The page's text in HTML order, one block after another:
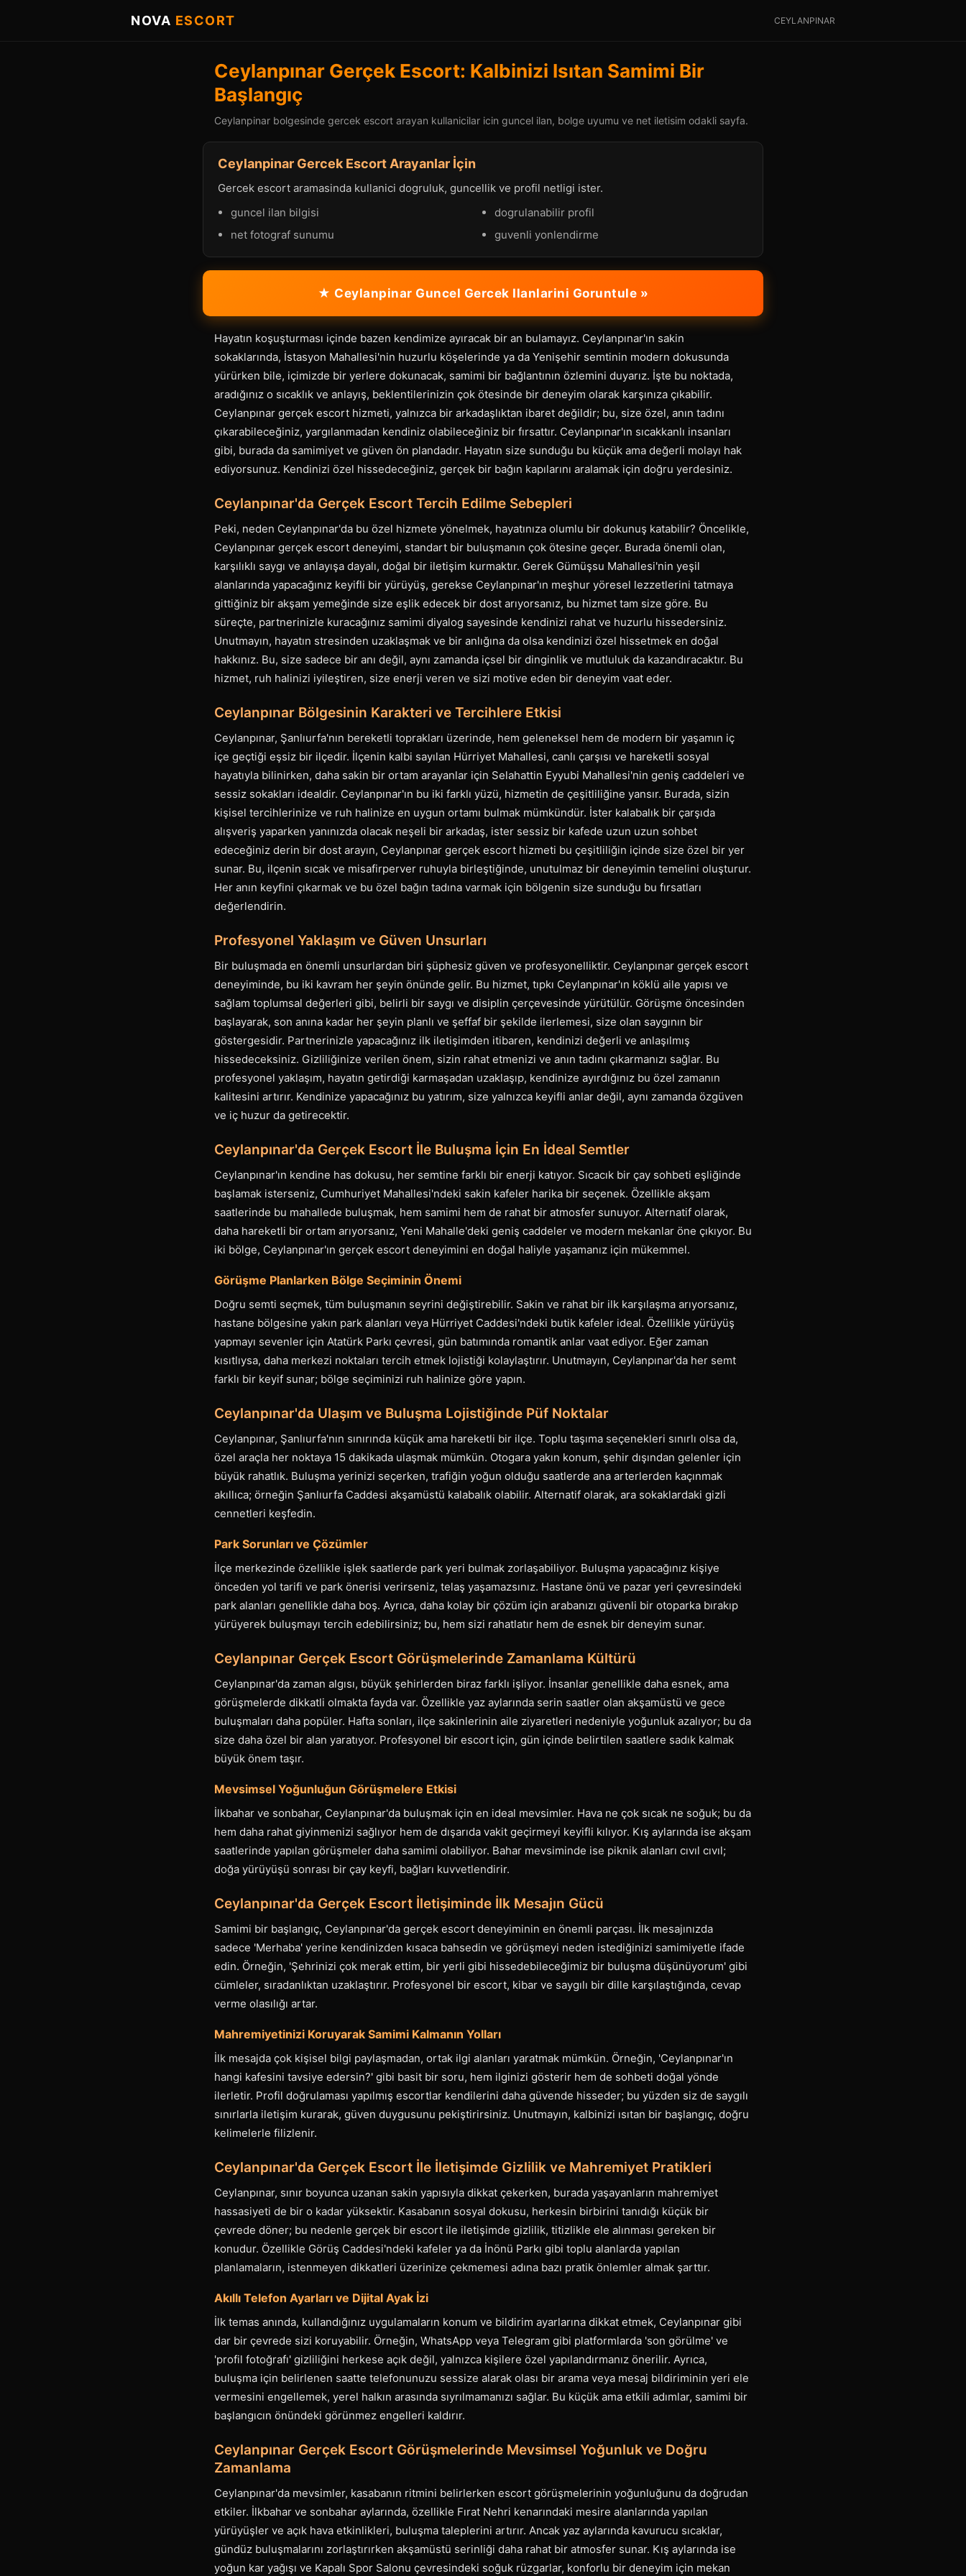
NOVA ESCORT CEYLANPINAR
Ceylanpınar Gerçek Escort: Kalbinizi Isıtan Samimi Bir
Başlangıç
Ceylanpinar bolgesinde gercek escort arayan kullanicilar icin guncel ilan, bolge uyumu ve net iletisim odakli sayfa.
Ceylanpinar Gercek Escort Arayanlar İçin
Gercek escort aramasinda kullanici dogruluk, guncellik ve profil netligi ister.
guncel ilan bilgisi
dogrulanabilir profil
net fotograf sunumu
guvenli yonlendirme
★ Ceylanpinar Guncel Gercek Ilanlarini Goruntule »
Hayatın koşuşturması içinde bazen kendimize ayıracak bir an bulamayız. Ceylanpınar'ın sakin
sokaklarında, İstasyon Mahallesi'nin huzurlu köşelerinde ya da Yenişehir semtinin modern dokusunda
yürürken bile, içimizde bir yerlere dokunacak, samimi bir bağlantının özlemini duyarız. İşte bu noktada,
aradığınız o sıcaklık ve anlayış, beklentilerinizin çok ötesinde bir deneyim olarak karşınıza çıkabilir.
Ceylanpınar gerçek escort hizmeti, yalnızca bir arkadaşlıktan ibaret değildir; bu, size özel, anın tadını
çıkarabileceğiniz, yargılanmadan kendiniz olabileceğiniz bir fırsattır. Ceylanpınar'ın sıcakkanlı insanları
gibi, burada da samimiyet ve güven ön plandadır. Hayatın size sunduğu bu küçük ama değerli molayı hak
ediyorsunuz. Kendinizi özel hissedeceğiniz, gerçek bir bağın kapılarını aralamak için doğru yerdesiniz.
Ceylanpınar'da Gerçek Escort Tercih Edilme Sebepleri
Peki, neden Ceylanpınar'da bu özel hizmete yönelmek, hayatınıza olumlu bir dokunuş katabilir? Öncelikle,
Ceylanpınar gerçek escort deneyimi, standart bir buluşmanın çok ötesine geçer. Burada önemli olan,
karşılıklı saygı ve anlayışa dayalı, doğal bir iletişim kurmaktır. Gerek Gümüşsu Mahallesi'nin yeşil
alanlarında yapacağınız keyifli bir yürüyüş, gerekse Ceylanpınar'ın meşhur yöresel lezzetlerini tatmaya
gittiğiniz bir akşam yemeğinde size eşlik edecek bir dost arıyorsanız, bu hizmet tam size göre. Bu
süreçte, partnerinizle kuracağınız samimi diyalog sayesinde kendinizi rahat ve huzurlu hissedersiniz.
Unutmayın, hayatın stresinden uzaklaşmak ve bir anlığına da olsa kendinizi özel hissetmek en doğal
hakkınız. Bu, size sadece bir anı değil, aynı zamanda içsel bir dinginlik ve mutluluk da kazandıracaktır. Bu
hizmet, ruh halinizi iyileştiren, size enerji veren ve sizi motive eden bir deneyim vaat eder.
Ceylanpınar Bölgesinin Karakteri ve Tercihlere Etkisi
Ceylanpınar, Şanlıurfa'nın bereketli toprakları üzerinde, hem geleneksel hem de modern bir yaşamın iç
içe geçtiği eşsiz bir ilçedir. İlçenin kalbi sayılan Hürriyet Mahallesi, canlı çarşısı ve hareketli sosyal
hayatıyla bilinirken, daha sakin bir ortam arayanlar için Selahattin Eyyubi Mahallesi'nin geniş caddeleri ve
sessiz sokakları idealdir. Ceylanpınar'ın bu iki farklı yüzü, hizmetin de çeşitliliğine yansır. Burada, sizin
kişisel tercihlerinize ve ruh halinize en uygun ortamı bulmak mümkündür. İster kalabalık bir çarşıda
alışveriş yaparken yanınızda olacak neşeli bir arkadaş, ister sessiz bir kafede uzun uzun sohbet
edeceğiniz derin bir dost arayın, Ceylanpınar gerçek escort hizmeti bu çeşitliliğin içinde size özel bir yer
sunar. Bu, ilçenin sıcak ve misafirperver ruhuyla birleştiğinde, unutulmaz bir deneyimin temelini oluşturur.
Her anın keyfini çıkarmak ve bu özel bağın tadına varmak için bölgenin size sunduğu bu fırsatları
değerlendirin.
Profesyonel Yaklaşım ve Güven Unsurları
Bir buluşmada en önemli unsurlardan biri şüphesiz güven ve profesyonelliktir. Ceylanpınar gerçek escort
deneyiminde, bu iki kavram her şeyin önünde gelir. Bu hizmet, tıpkı Ceylanpınar'ın köklü aile yapısı ve
sağlam toplumsal değerleri gibi, belirli bir saygı ve disiplin çerçevesinde yürütülür. Görüşme öncesinden
başlayarak, son anına kadar her şeyin planlı ve şeffaf bir şekilde ilerlemesi, size olan saygının bir
göstergesidir. Partnerinizle yapacağınız ilk iletişimden itibaren, kendinizi değerli ve anlaşılmış
hissedeceksiniz. Gizliliğinize verilen önem, sizin rahat etmenizi ve anın tadını çıkarmanızı sağlar. Bu
profesyonel yaklaşım, hayatın getirdiği karmaşadan uzaklaşıp, kendinize ayırdığınız bu özel zamanın
kalitesini artırır. Kendinize yapacağınız bu yatırım, size yalnızca keyifli anlar değil, aynı zamanda özgüven
ve iç huzur da getirecektir.
Ceylanpınar'da Gerçek Escort İle Buluşma İçin En İdeal Semtler
Ceylanpınar'ın kendine has dokusu, her semtine farklı bir enerji katıyor. Sıcacık bir çay sohbeti eşliğinde
başlamak isterseniz, Cumhuriyet Mahallesi'ndeki sakin kafeler harika bir seçenek. Özellikle akşam
saatlerinde bu mahallede buluşmak, hem samimi hem de rahat bir atmosfer sunuyor. Alternatif olarak,
daha hareketli bir ortam arıyorsanız, Yeni Mahalle'deki geniş caddeler ve modern mekanlar öne çıkıyor. Bu
iki bölge, Ceylanpınar'ın gerçek escort deneyimini en doğal haliyle yaşamanız için mükemmel.
Görüşme Planlarken Bölge Seçiminin Önemi
Doğru semti seçmek, tüm buluşmanın seyrini değiştirebilir. Sakin ve rahat bir ilk karşılaşma arıyorsanız,
hastane bölgesine yakın park alanları veya Hürriyet Caddesi'ndeki butik kafeler ideal. Özellikle yürüyüş
yapmayı sevenler için Atatürk Parkı çevresi, gün batımında romantik anlar vaat ediyor. Eğer zaman
kısıtlıysa, daha merkezi noktaları tercih etmek lojistiği kolaylaştırır. Unutmayın, Ceylanpınar'da her semt
farklı bir keyif sunar; bölge seçiminizi ruh halinize göre yapın.
Ceylanpınar'da Ulaşım ve Buluşma Lojistiğinde Püf Noktalar
Ceylanpınar, Şanlıurfa'nın sınırında küçük ama hareketli bir ilçe. Toplu taşıma seçenekleri sınırlı olsa da,
özel araçla her noktaya 15 dakikada ulaşmak mümkün. Otogara yakın konum, şehir dışından gelenler için
büyük rahatlık. Buluşma yerinizi seçerken, trafiğin yoğun olduğu saatlerde ana arterlerden kaçınmak
akıllıca; örneğin Şanlıurfa Caddesi akşamüstü kalabalık olabilir. Alternatif olarak, ara sokaklardaki gizli
cennetleri keşfedin.
Park Sorunları ve Çözümler
İlçe merkezinde özellikle işlek saatlerde park yeri bulmak zorlaşabiliyor. Buluşma yapacağınız kişiye
önceden yol tarifi ve park önerisi verirseniz, telaş yaşamazsınız. Hastane önü ve pazar yeri çevresindeki
park alanları genellikle daha boş. Ayrıca, daha kolay bir çözüm için arabanızı güvenli bir otoparka bırakıp
yürüyerek buluşmayı tercih edebilirsiniz; bu, hem sizi rahatlatır hem de esnek bir deneyim sunar.
Ceylanpınar Gerçek Escort Görüşmelerinde Zamanlama Kültürü
Ceylanpınar'da zaman algısı, büyük şehirlerden biraz farklı işliyor. İnsanlar genellikle daha esnek, ama
görüşmelerde dikkatli olmakta fayda var. Özellikle yaz aylarında serin saatler olan akşamüstü ve gece
buluşmaları daha popüler. Hafta sonları, ilçe sakinlerinin aile ziyaretleri nedeniyle yoğunluk azalıyor; bu da
size daha özel bir alan yaratıyor. Profesyonel bir escort için, gün içinde belirtilen saatlere sadık kalmak
büyük önem taşır.
Mevsimsel Yoğunluğun Görüşmelere Etkisi
İlkbahar ve sonbahar, Ceylanpınar'da buluşmak için en ideal mevsimler. Hava ne çok sıcak ne soğuk; bu da
hem daha rahat giyinmenizi sağlıyor hem de dışarıda vakit geçirmeyi keyifli kılıyor. Kış aylarında ise akşam
saatlerinde yapılan görüşmeler daha samimi olabiliyor. Bahar mevsiminde ise piknik alanları cıvıl cıvıl;
doğa yürüyüşü sonrası bir çay keyfi, bağları kuvvetlendirir.
Ceylanpınar'da Gerçek Escort İletişiminde İlk Mesajın Gücü
Samimi bir başlangıç, Ceylanpınar'da gerçek escort deneyiminin en önemli parçası. İlk mesajınızda
sadece 'Merhaba' yerine kendinizden kısaca bahsedin ve görüşmeyi neden istediğinizi samimiyetle ifade
edin. Örneğin, 'Şehrinizi çok merak ettim, bir yerli gibi hissedebileceğimiz bir buluşma düşünüyorum' gibi
cümleler, sıradanlıktan uzaklaştırır. Profesyonel bir escort, kibar ve saygılı bir dille karşılaştığında, cevap
verme olasılığı artar.
Mahremiyetinizi Koruyarak Samimi Kalmanın Yolları
İlk mesajda çok kişisel bilgi paylaşmadan, ortak ilgi alanları yaratmak mümkün. Örneğin, 'Ceylanpınar'ın
hangi kafesini tavsiye edersin?' gibi basit bir soru, hem ilginizi gösterir hem de sohbeti doğal yönde
ilerletir. Profil doğrulaması yapılmış escortlar kendilerini daha güvende hisseder; bu yüzden siz de saygılı
sınırlarla iletişim kurarak, güven duygusunu pekiştirirsiniz. Unutmayın, kalbinizi ısıtan bir başlangıç, doğru
kelimelerle filizlenir.
Ceylanpınar'da Gerçek Escort İle İletişimde Gizlilik ve Mahremiyet Pratikleri
Ceylanpınar, sınır boyunca uzanan sakin yapısıyla dikkat çekerken, burada yaşayanların mahremiyet
hassasiyeti de bir o kadar yüksektir. Kasabanın sosyal dokusu, herkesin birbirini tanıdığı küçük bir
çevrede döner; bu nedenle gerçek bir escort ile iletişimde gizlilik, titizlikle ele alınması gereken bir
konudur. Özellikle Görüş Caddesi'ndeki kafeler ya da İnönü Parkı gibi toplu alanlarda yapılan
planlamaların, istenmeyen dikkatleri üzerinize çekmemesi adına bazı pratik önlemler almak şarttır.
Akıllı Telefon Ayarları ve Dijital Ayak İzi
İlk temas anında, kullandığınız uygulamaların konum ve bildirim ayarlarına dikkat etmek, Ceylanpınar gibi
dar bir çevrede sizi koruyabilir. Örneğin, WhatsApp veya Telegram gibi platformlarda 'son görülme' ve
'profil fotoğrafı' gizliliğini herkese açık değil, yalnızca kişilere özel yapılandırmanız önerilir. Ayrıca,
buluşma için belirlenen saatte telefonunuzu sessize alarak olası bir arama veya mesaj bildiriminin yeri ele
vermesini engellemek, yerel halkın arasında sıyrılmamanızı sağlar. Bu küçük ama etkili adımlar, samimi bir
başlangıcın önündeki görünmez engelleri kaldırır.
Ceylanpınar Gerçek Escort Görüşmelerinde Mevsimsel Yoğunluk ve Doğru
Zamanlama
Ceylanpınar'da mevsimler, kasabanın ritmini belirlerken escort görüşmelerinin yoğunluğunu da doğrudan
etkiler. İlkbahar ve sonbahar aylarında, özellikle Fırat Nehri kenarındaki mesire alanlarında yapılan
yürüyüşler ve açık hava etkinlikleri, buluşma taleplerini artırır. Ancak yaz aylarında kavurucu sıcaklar,
gündüz buluşmalarını zorlaştırırken akşamüstü serinliği daha rahat bir atmosfer sunar. Kış aylarında ise
yoğun kar yağışı ve Kapalı Spor Salonu çevresindeki soğuk rüzgarlar, konforlu bir deneyim için mekan